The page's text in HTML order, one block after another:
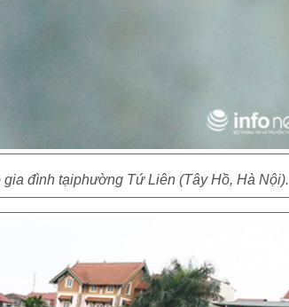
đình tạiphường Tứ Liên (Tây Hồ, Hà Nội).